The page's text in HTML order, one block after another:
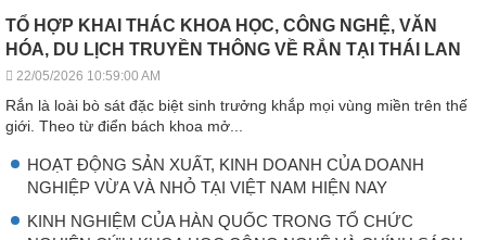
TỔ HỢP KHAI THÁC KHOA HỌC, CÔNG NGHỆ, VĂN
HÓA, DU LỊCH TRUYỀN THÔNG VỀ RẮN TẠI THÁI LAN
22/05/2026 10:59:00 AM
Rắn là loài bò sát đặc biệt sinh trưởng khắp mọi vùng miền trên thế
giới. Theo từ điển bách khoa mở...
HOẠT ĐỘNG SẢN XUẤT, KINH DOANH CỦA DOANH
NGHIỆP VỪA VÀ NHỎ TẠI VIỆT NAM HIỆN NAY
KINH NGHIỆM CỦA HÀN QUỐC TRONG TỔ CHỨC